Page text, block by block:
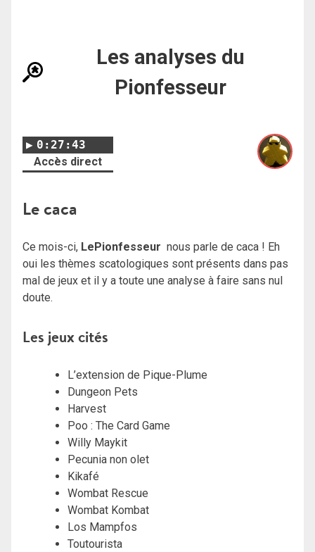
Les analyses du
Pionfesseur
0:27:43
Accès direct
Le caca
Ce mois-ci, LePionfesseur nous parle de caca ! Eh
oui les thèmes scatologiques sont présents dans pas
mal de jeux et il y a toute une analyse à faire sans nul
doute.
Les jeux cités
L’extension de Pique-Plume
Dungeon Pets
Harvest
Poo : The Card Game
Willy Maykit
Pecunia non olet
Kikafé
Wombat Rescue
Wombat Kombat
Los Mampfos
Toutourista